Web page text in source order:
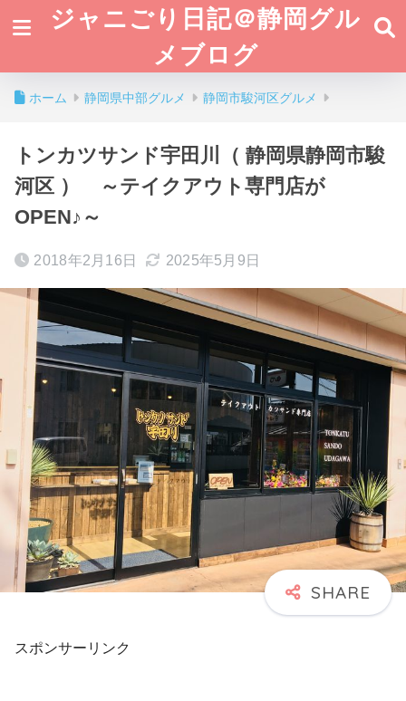
ジャニごり日記＠静岡グル
メブログ
ホーム 静岡県中部グルメ 静岡市駿河区グルメ
トンカツサンド宇田川（ 静岡県静岡市駿
河区 ） ～テイクアウト専門店が
OPEN♪～
2018年2月16日 2025年5月9日
スポンサーリンク